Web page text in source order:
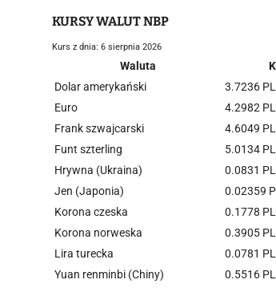
KURSY WALUT NBP
Kurs z dnia: 6 sierpnia 2026
Waluta
Dolar amerykański
3.7236
Euro
4.2982
Frank szwajcarski
4.6049
Funt szterling
5.0134
Hrywna (Ukraina)
0.0831
Jen (Japonia)
0.02359
Korona czeska
0.1778
Korona norweska
0.3905
Lira turecka
0.0781
Yuan renminbi (Chiny)
0.5516